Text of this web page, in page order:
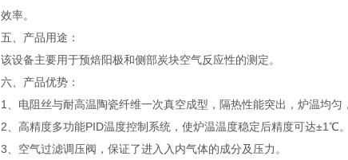
效率。
五、产品用途：
该设备主要用于预焙阳极和侧部炭块空气反应性的测定。
六、产品优势：
1、电阻丝与耐高温陶瓷纤维一次真空成型，隔热性能突出，炉温均匀
2、高精度多功能PID温度控制系统，使炉温温度稳定后精度可达±1℃。
3、空气过滤调压阀，保证了进入入内气体的成分及压力。